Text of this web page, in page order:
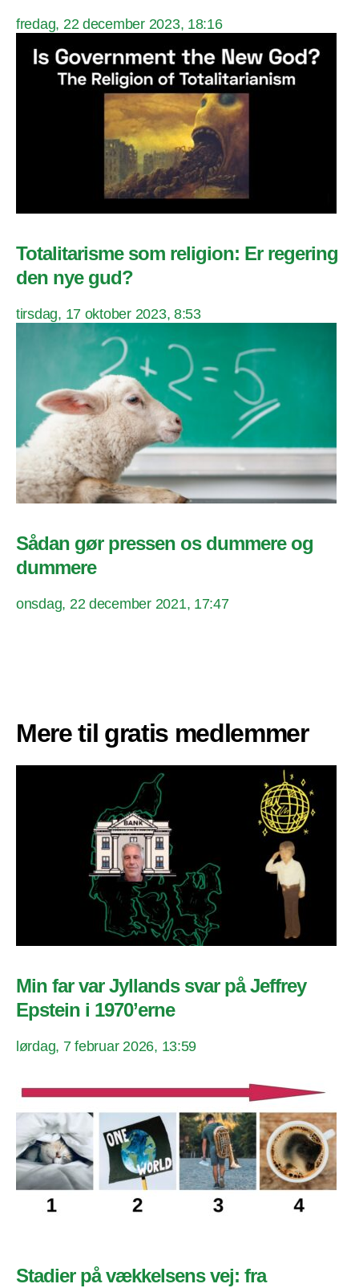
fredag, 22 december 2023, 18:16
Totalitarisme som religion: Er regering
den nye gud?
tirsdag, 17 oktober 2023, 8:53
Sådan gør pressen os dummere og
dummere
onsdag, 22 december 2021, 17:47
Mere til gratis medlemmer
Min far var Jyllands svar på Jeffrey
Epstein i 1970’erne
lørdag, 7 februar 2026, 13:59
Stadier på vækkelsens vej: fra